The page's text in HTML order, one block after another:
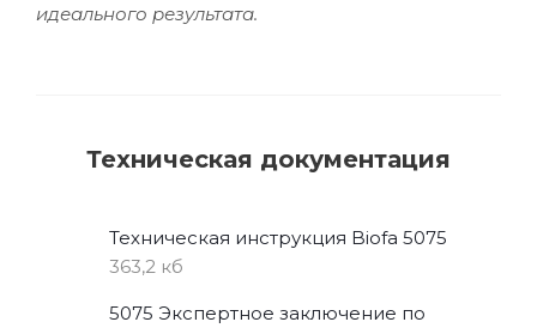
идеального результата.
Техническая документация
Техническая инструкция Biofa 5075
363,2 кб
5075 Экспертное заключение по